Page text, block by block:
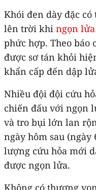
Khói đen dày đặc
lên trời khi ngọn lửa
phức hợp. Theo báo
được sơ tán khỏi
khẩn cấp đến dập
Nhiều đội đội cứu
chiến đấu với ngọn
và tro bụi lớn lan
ngày hôm sau
lượng cứu hỏa mới
được ngọn lửa.
Không có thương